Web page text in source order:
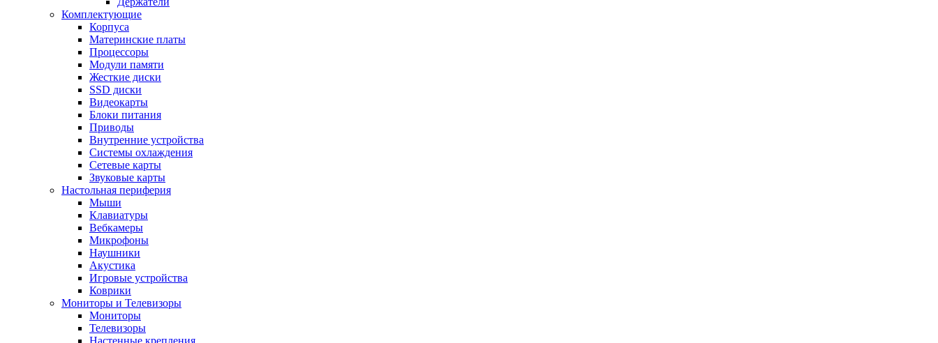
Комплектующие
Корпуса
Материнские платы
Процессоры
Модули памяти
Жесткие диски
SSD диски
Видеокарты
Блоки питания
Приводы
Внутренние устройства
Системы охлаждения
Сетевые карты
Звуковые карты
Настольная периферия
Мыши
Клавиатуры
Вебкамеры
Микрофоны
Наушники
Акустика
Игровые устройства
Коврики
Мониторы и Телевизоры
Мониторы
Телевизоры